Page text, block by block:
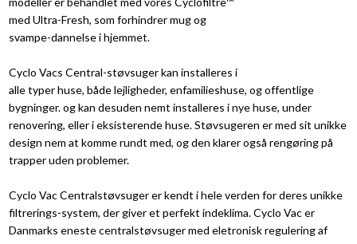
med Ultra-Fresh, som forhindrer mug og
svampe-dannelse i hjemmet.
Cyclo Vacs Central-støvsuger kan installeres i
alle typer huse, både lejligheder, enfamilieshuse, og offentlige
bygninger. og kan desuden nemt installeres i nye huse, under
renovering, eller i eksisterende huse. Støvsugeren er med sit unikke
design nem at komme rundt med, og den klarer også rengøring på
trapper uden problemer.
Cyclo Vac Centralstøvsuger er kendt i hele verden for deres unikke
filtrerings-system, der giver et perfekt indeklima. Cyclo Vac er
Danmarks eneste centralstøvsuger med eletronisk regulering af